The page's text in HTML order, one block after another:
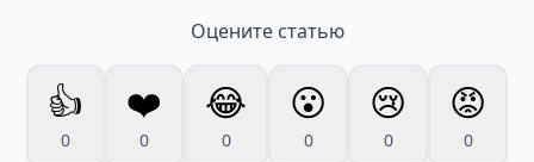
Оцените статью
👍
0
❤️
0
😂
0
😮
0
😢
0
😡
0